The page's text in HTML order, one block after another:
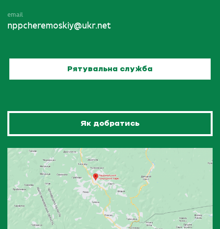
email
nppcheremoskiy@ukr.net
Рятувальна служба
Як добратись